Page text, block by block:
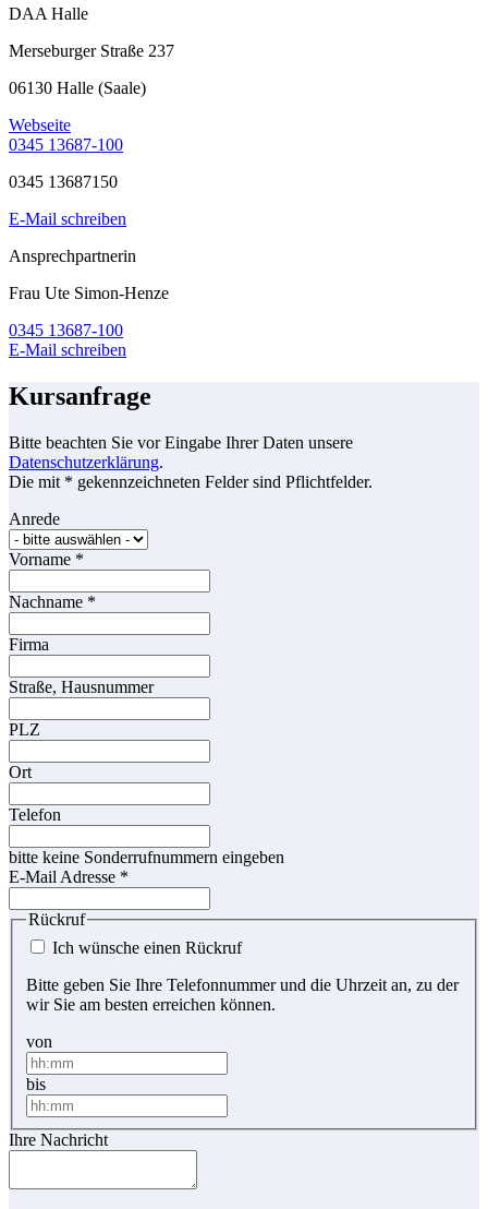
DAA Halle
Merseburger Straße 237
06130 Halle (Saale)
Webseite
0345 13687-100
0345 13687150
E-Mail schreiben
Ansprechpartnerin
Frau Ute Simon-Henze
0345 13687-100
E-Mail schreiben
Kursanfrage
Bitte beachten Sie vor Eingabe Ihrer Daten unsere
Datenschutzerklärung.
Die mit * gekennzeichneten Felder sind Pflichtfelder.
Anrede
Vorname *
Nachname *
Firma
Straße, Hausnummer
PLZ
Ort
Telefon
bitte keine Sonderrufnummern eingeben
E-Mail Adresse *
Rückruf
Ich wünsche einen Rückruf
Bitte geben Sie Ihre Telefonnummer und die Uhrzeit an, zu der
wir Sie am besten erreichen können.
von
bis
Ihre Nachricht